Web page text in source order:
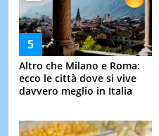
Altro che Milano e Roma:
ecco le città dove si vive
davvero meglio in Italia